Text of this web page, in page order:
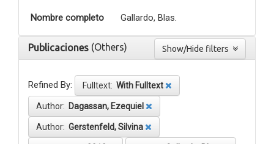
Nombre completo Gallardo, Blas.
Publicaciones (Others)
Refined By: Fulltext: With Fulltext
Author: Dagassan, Ezequiel
Author: Gerstenfeld, Silvina